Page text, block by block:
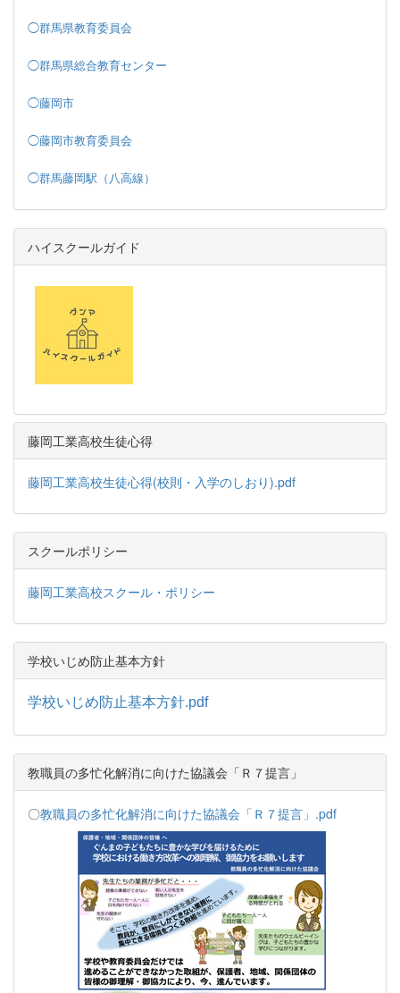
◯群馬県教育委員会
◯群馬県総合教育センター
◯藤岡市
◯藤岡市教育委員会
◯群馬藤岡駅（八高線）
ハイスクールガイド
藤岡工業高校生徒心得
藤岡工業高校生徒心得(校則・入学のしおり).pdf
スクールポリシー
藤岡工業高校スクール・ポリシー
学校いじめ防止基本方針
学校いじめ防止基本方針.pdf
教職員の多忙化解消に向けた協議会「Ｒ７提言」
〇教職員の多忙化解消に向けた協議会「Ｒ７提言」.pdf